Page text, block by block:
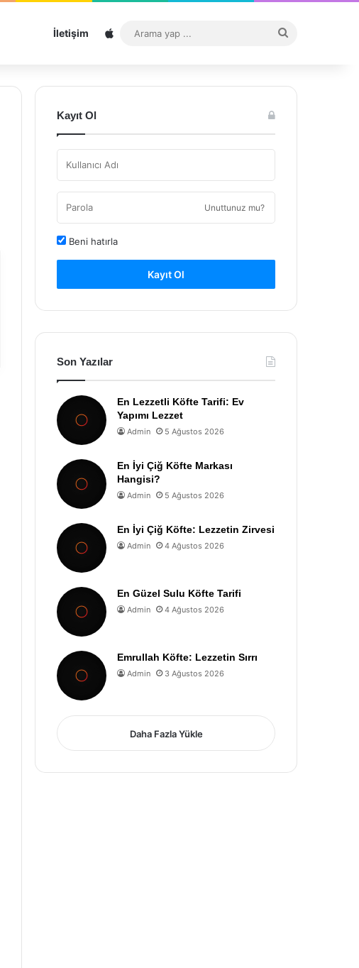
İletişim Sitemap
...
Kayıt Ol
Unuttunuz mu?
Beni hatırla
Kayıt Ol
Son Yazılar
En Lezzetli Köfte Tarifi: Ev
Yapımı Lezzet
Admin 5 Ağustos 2026
En İyi Çiğ Köfte Markası
Hangisi?
Admin 5 Ağustos 2026
En İyi Çiğ Köfte: Lezzetin Zirvesi
Admin 4 Ağustos 2026
En Güzel Sulu Köfte Tarifi
Admin 4 Ağustos 2026
Emrullah Köfte: Lezzetin Sırrı
Admin 3 Ağustos 2026
Daha Fazla Yükle